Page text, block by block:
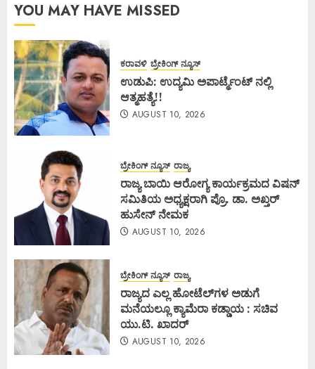
YOU MAY HAVE MISSED
ಕರಾವಳಿ ಬ್ರೇಕಿಂಗ್ ನ್ಯೂಸ್
ಉಡುಪಿ: ಉದ್ಯಮಿ ಅಪಾರ್ಟ್ಮೆಂಟ್ ನಲ್ಲಿ
ಆತ್ಮಹತ್ಯೆ!!
AUGUST 10, 2026
ಬ್ರೇಕಿಂಗ್ ನ್ಯೂಸ್ ರಾಜ್ಯ
ರಾಜ್ಯ ಬಾಯಿ ಆರೋಗ್ಯ ಕಾರ್ಯಕ್ರಮದ ವಿಷನ್
ಸಮಿತಿಯ ಅಧ್ಯಕ್ಷರಾಗಿ ಪ್ರೊ. ಡಾ. ಅಖ್ತರ್
ಹುಸೇನ್ ನೇಮಕ
AUGUST 10, 2026
ಬ್ರೇಕಿಂಗ್ ನ್ಯೂಸ್ ರಾಜ್ಯ
ರಾಜ್ಯದ ಎಲ್ಲ ಹೋಟೆಲ್‌ಗಳ ಅಡುಗೆ
ಮನೆಯಲ್ಲೂ ಕ್ಯಾಮೆರಾ ಕಡ್ಡಾಯ : ಸಚಿವ
ಯು.ಟಿ. ಖಾದರ್
AUGUST 10, 2026